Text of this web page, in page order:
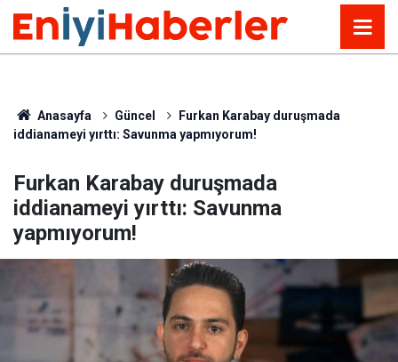
Anasayfa Güncel
Furkan Karabay duruşmada
iddianameyi yırttı: Savunma yapmıyorum!
Furkan Karabay duruşmada
iddianameyi yırttı: Savunma
yapmıyorum!